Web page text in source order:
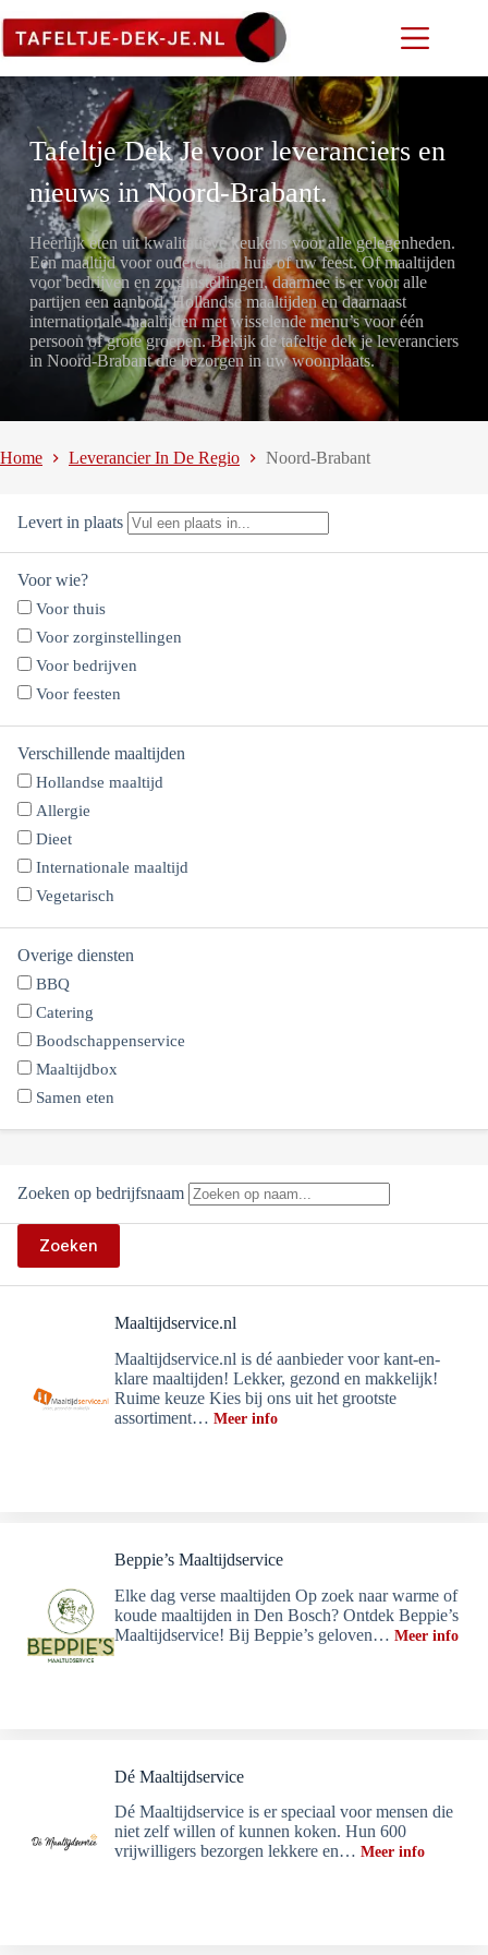
naar
Tafeltje Dek Je voor leveranciers en
nieuws in Noord-Brabant.
Heerlijk eten uit kwalitatieve keukens voor alle gelegenheden.
Een maaltijd voor ouderen aan huis of uw feest. Of maaltijden
voor bedrijven en zorginstellingen, daarmee is er voor alle
partijen een aanbod. Hollandse maaltijden en daarnaast
internationale maaltijden met wisselende menu’s voor één
persoon of grote groepen. Bekijk de tafeltje dek je leveranciers
in Noord-Brabant die bezorgen in uw woonplaats.
Home Leverancier In De Regio Noord-Brabant
Levert in plaats
Voor wie?
Voor thuis
Voor zorginstellingen
Voor bedrijven
Voor feesten
Verschillende maaltijden
Hollandse maaltijd
Allergie
Dieet
Internationale maaltijd
Vegetarisch
Overige diensten
BBQ
Catering
Boodschappenservice
Maaltijdbox
Samen eten
Zoeken op bedrijfsnaam
Zoeken
Maaltijdservice.nl
Maaltijdservice.nl is dé aanbieder voor kant-en-
klare maaltijden! Lekker, gezond en makkelijk!
Ruime keuze Kies bij ons uit het grootste
assortiment… Meer info
Beppie’s Maaltijdservice
Elke dag verse maaltijden Op zoek naar warme of
koude maaltijden in Den Bosch? Ontdek Beppie’s
Maaltijdservice! Bij Beppie’s geloven… Meer info
Dé Maaltijdservice
Dé Maaltijdservice is er speciaal voor mensen die
niet zelf willen of kunnen koken. Hun 600
vrijwilligers bezorgen lekkere en… Meer info